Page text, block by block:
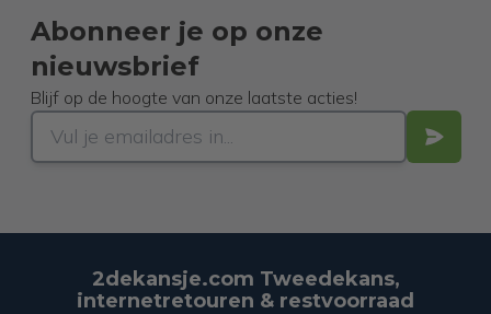
Abonneer je op onze
nieuwsbrief
Blijf op de hoogte van onze laatste acties!
2dekansje.com Tweedekans,
internetretouren & restvoorraad